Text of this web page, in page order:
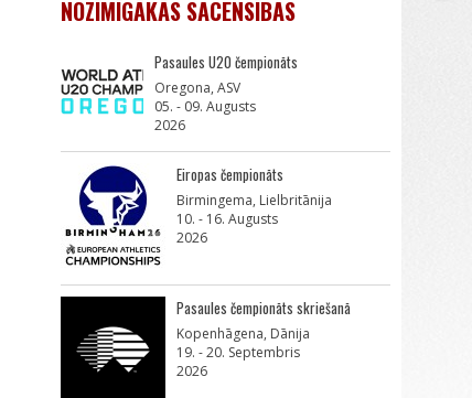
NOZĪMĪGĀKĀS SACENSĪBAS
Pasaules U20 čempionāts
Oregona, ASV
05. - 09. Augusts
2026
Eiropas čempionāts
Birmingema, Lielbritānija
10. - 16. Augusts
2026
Pasaules čempionāts skriešanā
Kopenhāgena, Dānija
19. - 20. Septembris
2026